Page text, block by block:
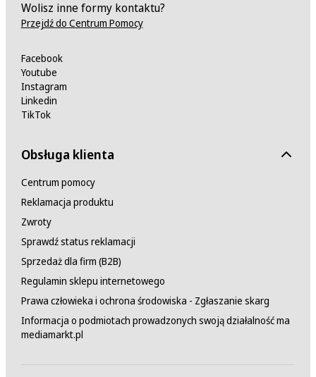
Wolisz inne formy kontaktu?
Przejdź do Centrum Pomocy
Facebook
Youtube
Instagram
Linkedin
TikTok
Obsługa klienta
Centrum pomocy
Reklamacja produktu
Zwroty
Sprawdź status reklamacji
Sprzedaż dla firm (B2B)
Regulamin sklepu internetowego
Prawa człowieka i ochrona środowiska - Zgłaszanie skarg
Informacja o podmiotach prowadzonych swoją działalność ma
mediamarkt.pl